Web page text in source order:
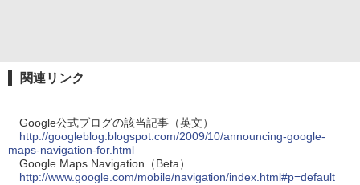
関連リンク
Google公式ブログの該当記事（英文）
http://googleblog.blogspot.com/2009/10/announcing-google-
maps-navigation-for.html
Google Maps Navigation（Beta）
http://www.google.com/mobile/navigation/index.html#p=default